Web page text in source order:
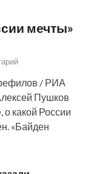
мечты»
/ РИА
Пушков
о какой России
«Байден